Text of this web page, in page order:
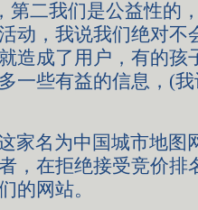
第二我们是公益性的
动，我说我们绝对不
造成了用户，有的孩
一些有益的信息，(
家名为中国城市地图
，在拒绝接受竞价排
的网站。